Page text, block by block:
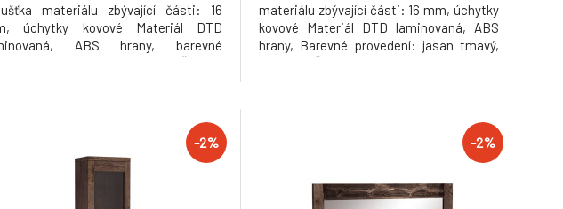
materiálu zbývající části: 16
úchytky kovové Materiál DTD
ABS hrany, barevné
materiálu zbývající části: 16 mm, úchytky
kovové Materiál DTD laminovaná, ABS
hrany, Barevné provedení: jasan tmavý,
-2% -2%